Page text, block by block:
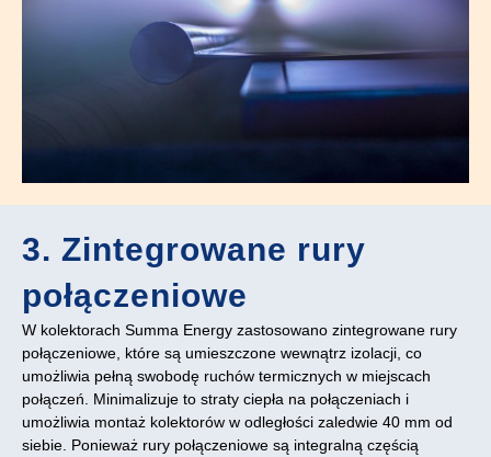
3. Zintegrowane rury
połączeniowe
W kolektorach Summa Energy zastosowano zintegrowane rury
połączeniowe, które są umieszczone wewnątrz izolacji, co
umożliwia pełną swobodę ruchów termicznych w miejscach
połączeń. Minimalizuje to straty ciepła na połączeniach i
umożliwia montaż kolektorów w odległości zaledwie 40 mm od
siebie. Ponieważ rury połączeniowe są integralną częścią